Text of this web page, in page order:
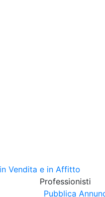
Professionisti
Pubblica